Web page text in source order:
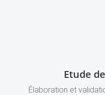
Etude
Élaboration et